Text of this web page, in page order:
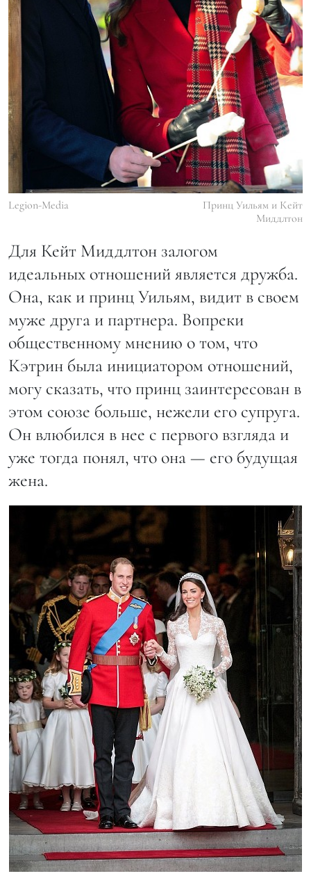
Legion-Media
Принц Уильям и Кейт
Миддлтон
Для Кейт Миддлтон залогом
идеальных отношений является дружба.
Она, как и принц Уильям, видит в своем
муже друга и партнера. Вопреки
общественному мнению о том, что
Кэтрин была инициатором отношений,
могу сказать, что принц заинтересован в
этом союзе больше, нежели его супруга.
Он влюбился в нее с первого взгляда и
уже тогда понял, что она — его будущая
жена.